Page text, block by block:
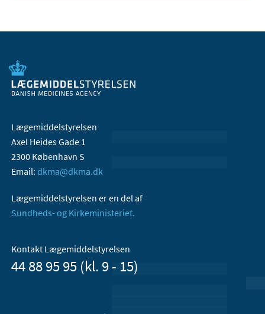
Lægemiddelstyrelsen
Axel Heides Gade 1
2300 København S
Email: dkma@dkma.dk
Lægemiddelstyrelsen er en del af
Sundheds- og Kirkeministeriet.
Kontakt Lægemiddelstyrelsen
44 88 95 95 (kl. 9 - 15)